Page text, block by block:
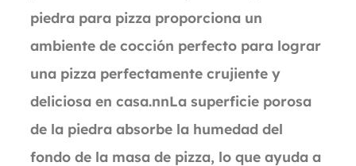
piedra para pizza proporciona un
ambiente de cocción perfecto para lograr
una pizza perfectamente crujiente y
deliciosa en casa.nnLa superficie porosa
de la piedra absorbe la humedad del
fondo de la masa de pizza, lo que ayuda a